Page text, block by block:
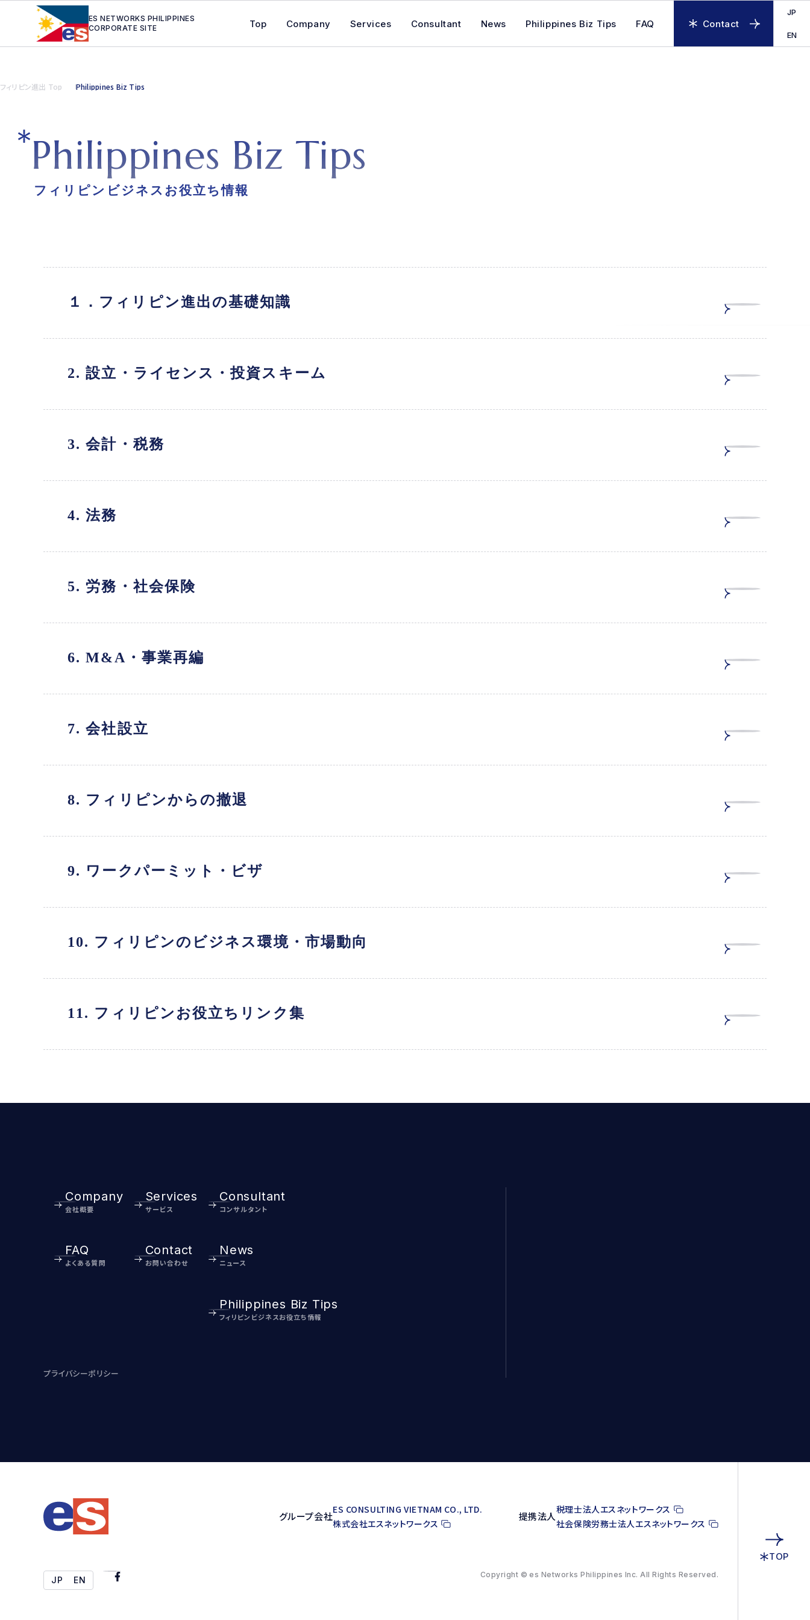
ES NETWORKS PHILIPPINES
CORPORATE SITE
Top Company ​Services Consultant News Philippines Biz Tips FAQ Contact
JP
EN
フィリピン進出 Top Philippines Biz Tips
Philippines Biz Tips
フィリピンビジネスお役立ち情報
１．フィリピン進出の基礎知識
2. 設立・ライセンス・投資スキーム
3. 会計・税務
4. 法務
5. 労務・社会保険
6. M&A・事業再編
7. 会社設立
8. フィリピンからの撤退
9. ワークパーミット・ビザ
10. フィリピンのビジネス環境・市場動向
11. フィリピンお役立ちリンク集
Company
会社概要
FAQ
よくある質問
Services
サービス
Contact
お問い合わせ
Consultant
コンサルタント
News
ニュース
Philippines Biz Tips
フィリピンビジネスお役立ち情報
プライバシーポリシー
グループ会社
ES CONSULTING VIETNAM CO., LTD.
株式会社エスネットワークス
提携法人
税理士法人エスネットワークス
社会保険労務士法人エスネットワークス
JP EN
Copyright © es Networks Philippines Inc. All Rights Reserved.
TOP